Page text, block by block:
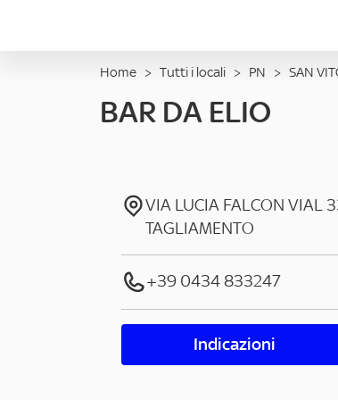
Home > Tutti i locali > PN > SAN
BAR DA ELIO
VIA LUCIA FALCON VIAL
TAGLIAMENTO
+39 0434 833247
Indicazioni